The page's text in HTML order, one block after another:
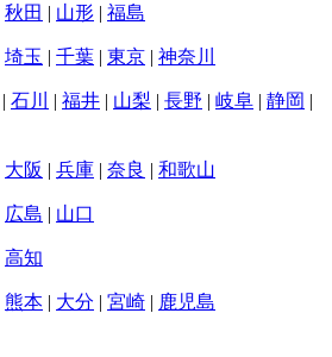
秋田 | 山形 | 福島
埼玉 | 千葉 | 東京 | 神奈川
| 石川 | 福井 | 山梨 | 長野 | 岐阜 | 静岡 |
大阪 | 兵庫 | 奈良 | 和歌山
広島 | 山口
高知
熊本 | 大分 | 宮崎 | 鹿児島